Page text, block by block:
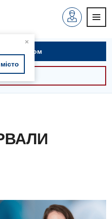
×
на прийом
-30%